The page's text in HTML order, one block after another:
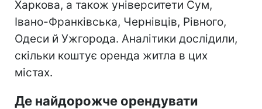
Харкова, а також університети Сум,
Івано-Франківська, Чернівців, Рівного,
Одеси й Ужгорода. Аналітики дослідили,
скільки коштує оренда житла в цих
містах.
Де найдорожче орендувати